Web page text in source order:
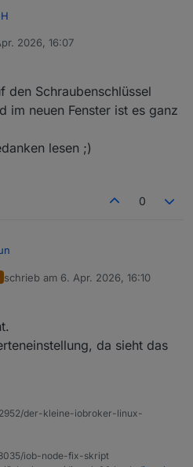
damit?
doch aus dem Log. Und da steht
geloggt wird.
2026, 16:07
den Schraubenschlüssel
im neuen Fenster ist es ganz
lesen ;)
0
muss auf den
gehen = Einstellungen und im
nicht gedanken lesen ;)
Abend
schrieb am 6. Apr. 2026, 16:10
zuletzt editiert von
da sieht das
der-kleine-iobroker-linux-
iob-node-fix-skript